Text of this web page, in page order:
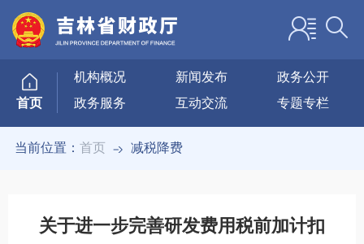
首页
机构概况 新闻发布
政务公开
政务服务
互动交流 专题专栏
当前位置：首页 减税降费
关于进一步完善研发费用税前加计扣